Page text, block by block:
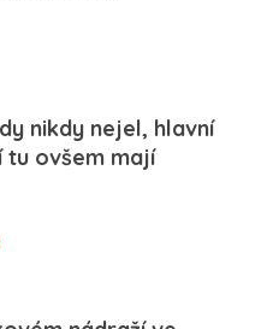
nikdy nejel, hlavní
tu ovšem mají